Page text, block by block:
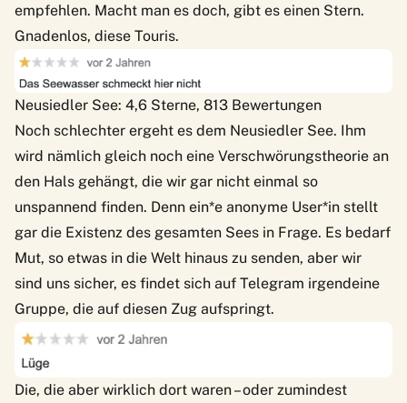
empfehlen. Macht man es doch, gibt es einen Stern.
Gnadenlos, diese Touris.
Neusiedler See: 4,6 Sterne, 813 Bewertungen
Noch schlechter ergeht es dem Neusiedler See. Ihm
wird nämlich gleich noch eine Verschwörungstheorie an
den Hals gehängt, die wir gar nicht einmal so
unspannend finden. Denn ein*e anonyme User*in stellt
gar die Existenz des gesamten Sees in Frage. Es bedarf
Mut, so etwas in die Welt hinaus zu senden, aber wir
sind uns sicher, es findet sich auf Telegram irgendeine
Gruppe, die auf diesen Zug aufspringt.
Die, die aber wirklich dort waren – oder zumindest